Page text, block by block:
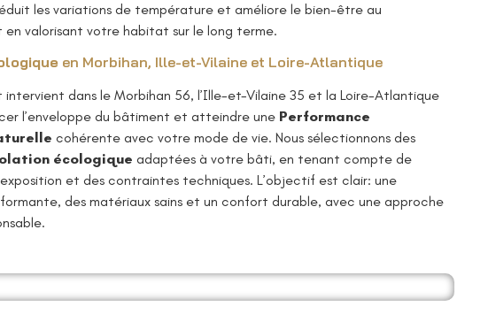
les variations de température et améliore le bien-être au
valorisant votre habitat sur le long terme.
en Morbihan, Ille-et-Vilaine et Loire-Atlantique
dans le Morbihan 56, l’Ille-et-Vilaine 35 et la Loire-Atlantique
l’enveloppe du bâtiment et atteindre une Performance
cohérente avec votre mode de vie. Nous sélectionnons des
écologique adaptées à votre bâti, en tenant compte de
et des contraintes techniques. L’objectif est clair: une
des matériaux sains et un confort durable, avec une approche